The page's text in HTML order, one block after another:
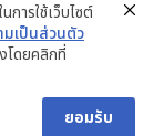
ารใช้เว็บไซต์
มเป็นส่วนตัว
โดยคลิกที่
ยอมรับ